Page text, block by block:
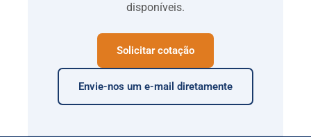
disponíveis.
Solicitar cotação
Envie-nos um e-mail diretamente